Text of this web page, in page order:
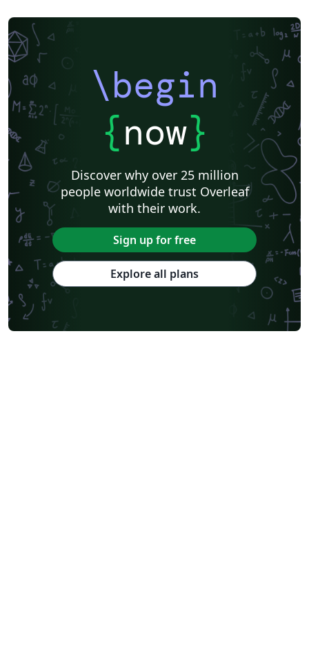
\begin
{now}
Discover why over 25 million
people worldwide trust Overleaf
with their work.
Sign up for free
Explore all plans